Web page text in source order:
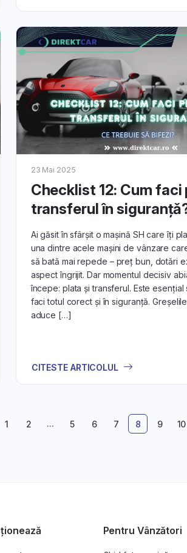
23 Mai 2025
Checklist 12: Cum faci
transferul în
Ai găsit în sfârșit o mașină SH care îți
una dintre acele mașini de vânzare
să bată mai repede – preț bun, dotări
aspect îngrijit. Dar momentul decisiv
începe: plata și transferul. Este esențial
faci totul corect și în siguranță.
aduce […]
CITESTE ARTICOLUL
1 2 ... 5 6 7 8 9 10
Pentru Vânzători